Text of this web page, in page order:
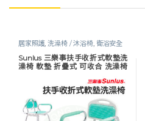
居家照護,洗澡椅 / 沐浴椅, 衛浴安全
Sunlus 三樂事扶手收折式軟墊洗
澡椅 軟墊 折疊式 可收合 洗澡椅